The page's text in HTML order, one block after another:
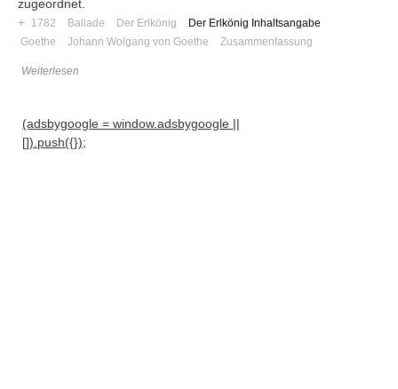
zugeordnet.
+ 1782 Ballade Der Erlkönig
Der Erlkönig Inhaltsangabe
Goethe
Johann Wolgang von Goethe Zusammenfassung
Weiterlesen
(adsbygoogle = window.adsbygoogle ||
[]).push({});